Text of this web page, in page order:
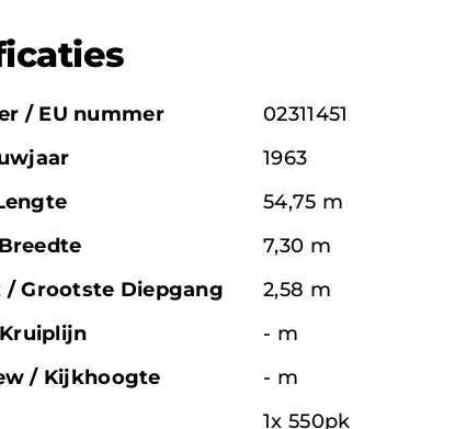
/ EU nummer
02311451
1963
54,75 m
7,30 m
/ Grootste Diepgang
2,58 m
- m
/ Kijkhoogte
- m
1x 550pk